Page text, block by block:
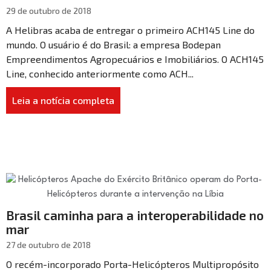
29 de outubro de 2018
A Helibras acaba de entregar o primeiro ACH145 Line do
mundo. O usuário é do Brasil: a empresa Bodepan
Empreendimentos Agropecuários e Imobiliários. O ACH145
Line, conhecido anteriormente como ACH...
Leia a notícia completa
Brasil caminha para a interoperabilidade no
mar
27 de outubro de 2018
O recém-incorporado Porta-Helicópteros Multipropósito